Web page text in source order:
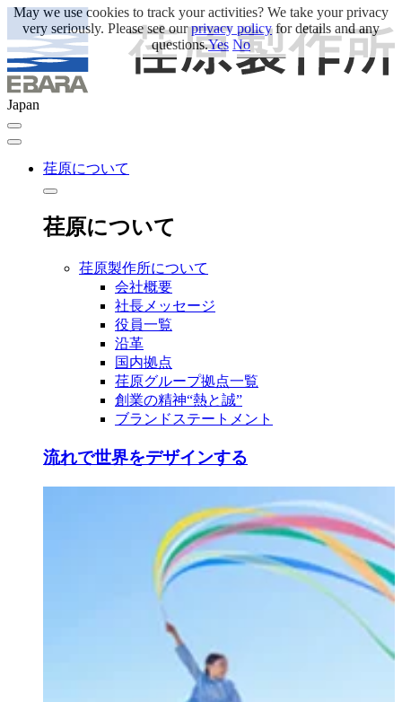
Japan
荏原について
荏原について
荏原製作所について
会社概要
社長メッセージ
役員一覧
沿革
国内拠点
荏原グループ拠点一覧
創業の精神“熱と誠”
ブランドステートメント
流れで世界をデザインする
May we use cookies to track your activities? We take your privacy
very seriously. Please see ourprivacy policyfor details and any
questions.Yes No